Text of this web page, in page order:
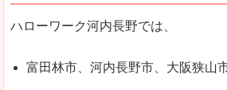
ハローワーク河内長野では、
富田林市、河内長野市、大阪狭山